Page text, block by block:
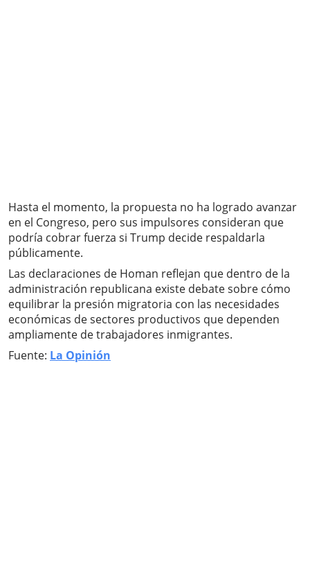
Hasta el momento, la propuesta no ha logrado avanzar
en el Congreso, pero sus impulsores consideran que
podría cobrar fuerza si Trump decide respaldarla
públicamente.
Las declaraciones de Homan reflejan que dentro de la
administración republicana existe debate sobre cómo
equilibrar la presión migratoria con las necesidades
económicas de sectores productivos que dependen
ampliamente de trabajadores inmigrantes.
Fuente: La Opinión